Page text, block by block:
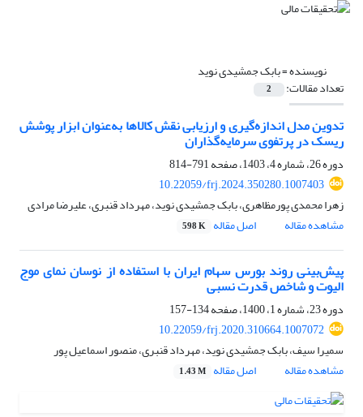
نویسنده =بابک جمشیدی نوید
تعداد مقالات: 2
تدوین مدل اندازه‌گیری و ارزیابی نقش کالاها به‌عنوان ابزار پوشش
ریسک در پرتفوی سرمایه‌گذاران
دوره 26، شماره 4، 1403، صفحه
791-814
10.22059/frj.2024.350280.1007403
زهرا محمدی پورمظاهری، بابک جمشیدی نوید، مهرداد قنبری، علیرضا مرادی
مشاهده مقاله
اصل مقاله 598 K
پیش‌بینی روند بورس سهام ایران با استفاده از نوسان نمای موج
الیوت و شاخص قدرت نسبی
دوره 23، شماره 1، 1400، صفحه
134-157
10.22059/frj.2020.310664.1007072
سمیرا سیف، بابک جمشیدی نوید، مهرداد قنبری، منصور اسماعیل پور
مشاهده مقاله
اصل مقاله 1.43 M